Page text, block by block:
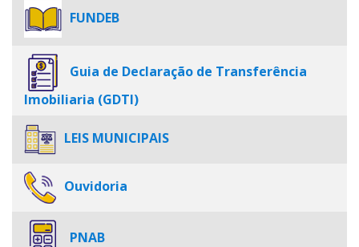
FUNDEB
Guia de Declaração de Transferência
Imobiliaria (GDTI)
LEIS MUNICIPAIS
Ouvidoria
PNAB